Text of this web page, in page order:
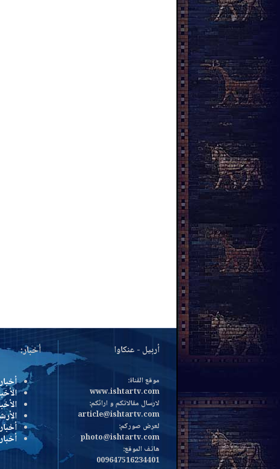
أربيل - عنكاوا
موقع القناة:
www.ishtartv.com
لارسال مقالاتكم و ارائكم:
article@ishtartv.com
لعرض صوركم:
photo@ishtartv.com
هاتف الموقع:
009647516234401
أخبار: